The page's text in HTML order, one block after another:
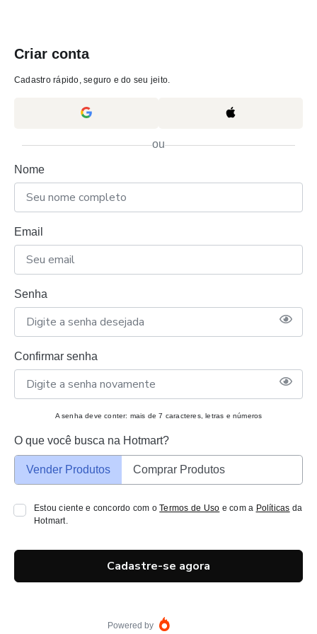
Criar conta
Cadastro rápido, seguro e do seu jeito.
ou
Nome
Email
Senha
Confirmar senha
A senha deve conter: mais de 7 caracteres, letras e números
O que você busca na Hotmart?
Vender Produtos Comprar Produtos
Estou ciente e concordo com oTermos de Uso e com a Políticas da
Hotmart.
Cadastre-se agora
Powered by